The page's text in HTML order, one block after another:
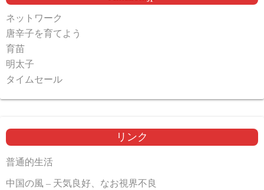
ネットワーク
唐辛子を育てよう
育苗
明太子
タイムセール
リンク
普通的生活
中国の風 – 天気良好、なお視界不良